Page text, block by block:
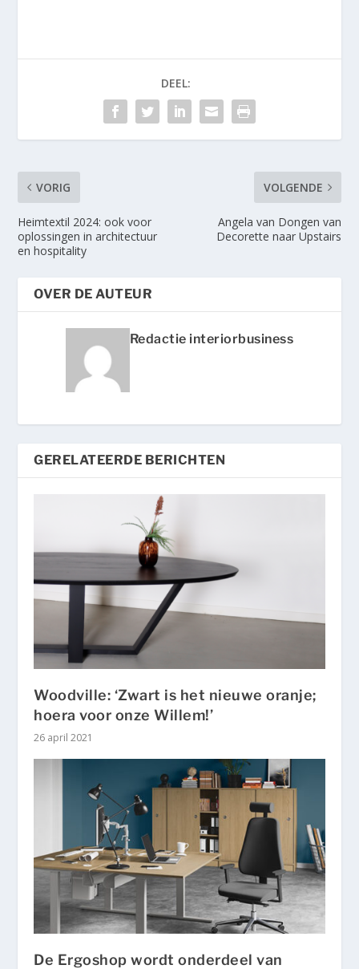
DEEL:
VORIG
Heimtextil 2024: ook voor
oplossingen in architectuur
en hospitality
VOLGENDE
Angela van Dongen van
Decorette naar Upstairs
OVER DE AUTEUR
Redactie interiorbusiness
GERELATEERDE BERICHTEN
Woodville: ‘Zwart is het nieuwe oranje;
hoera voor onze Willem!’
26 april 2021
De Ergoshop wordt onderdeel van